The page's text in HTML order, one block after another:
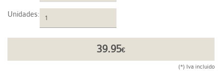
Unidades:
39.95€
(*) Iva incluido